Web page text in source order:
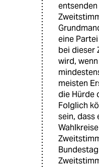
eine
bei dieser
wird,
meisten
die Hürde
Folglich
sein, dass